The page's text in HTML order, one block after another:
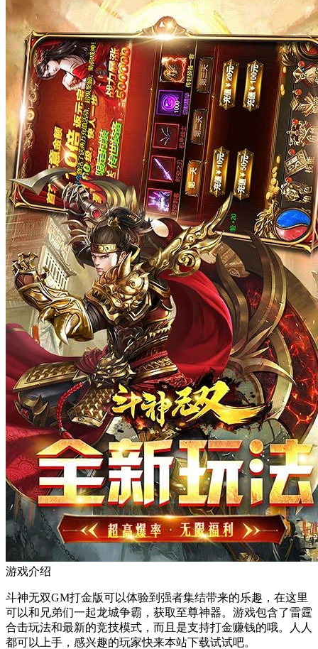
游戏介绍
斗神无双GM打金版可以体验到强者集结带来的乐趣，在这里
可以和兄弟们一起龙城争霸，获取至尊神器。游戏包含了雷霆
合击玩法和最新的竞技模式，而且是支持打金赚钱的哦。人人
都可以上手，感兴趣的玩家快来本站下载试试吧。